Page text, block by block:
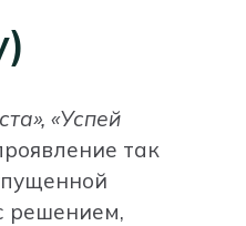
«Успей
так
решением,